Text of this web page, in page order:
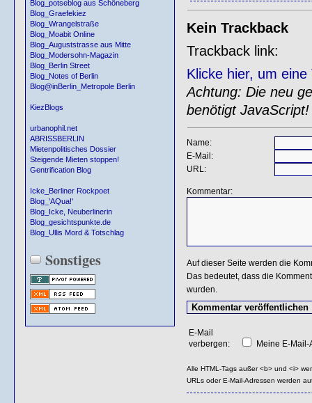
Blog_potseblog aus Schöneberg
Blog_Graefekiez
Blog_Wrangelstraße
Blog_Moabit Online
Blog_Auguststrasse aus Mitte
Blog_Modersohn-Magazin
Blog_Berlin Street
Blog_Notes of Berlin
Blog@inBerlin_Metropole Berlin
KiezBlogs
urbanophil.net
ABRISSBERLIN
Mietenpolitisches Dossier
Steigende Mieten stoppen!
Gentrification Blog
Icke_Berliner Rockpoet
Blog_'AQua!'
Blog_Icke, Neuberlinerin
Blog_gesichtspunkte.de
Blog_Ullis Mord & Totschlag
Sonstiges
Kein Trackback
Trackback link:
Klicke hier, um
Achtung: Die neu
benötigt JavaScript!
Name:
E-Mail:
URL:
Kommentar:
Auf dieser Seite werden die
Das bedeutet, dass die
wurden.
E-Mail
verbergen:
Meine E-
Alle HTML-Tags außer <b> und <i>
URLs oder E-Mail-Adressen werden